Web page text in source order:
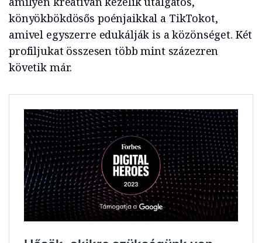
könyökbökdösős poénjaikkal a TikTokot,
amivel egyszerre edukálják is a közönséget. Két
profiljukat összesen több mint százezren
követik már.